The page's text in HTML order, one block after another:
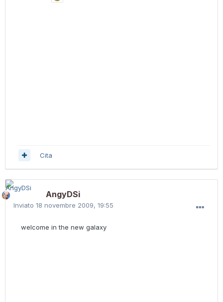
Cita
AngyDSi
Inviato 18 novembre 2009, 19:55
welcome in the new galaxy